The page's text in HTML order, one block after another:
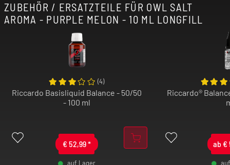
ZUBEHÖR / ERSATZTEILE FÜR OWL SALT
AROMA - PURPLE MELON - 10 ML LONGFILL
€ 52,99*
auf Lager
(4)
Riccardo Basisliquid Balance - 50/50
- 100 ml
ab €
Riccardo®